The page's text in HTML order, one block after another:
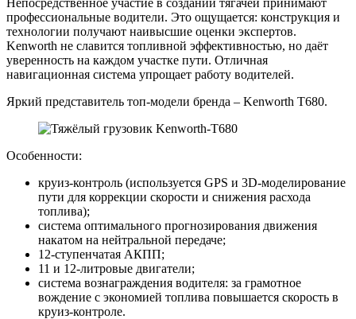
профессиональные водители. Это ощущается: конструкция и
технологии получают наивысшие оценки экспертов.
Kenworth не славится топливной эффективностью, но даёт
уверенность на каждом участке пути. Отличная
навигационная система упрощает работу водителей.
Яркий представитель топ-модели бренда – Kenworth T680.
Особенности:
круиз-контроль (используется GPS и 3D-моделирование
пути для коррекции скорости и снижения расхода
топлива);
система оптимального прогнозирования движения
накатом на нейтральной передаче;
12-ступенчатая АКПП;
11 и 12-литровые двигатели;
система вознаграждения водителя: за грамотное
вождение с экономией топлива повышается скорость в
круиз-контроле.